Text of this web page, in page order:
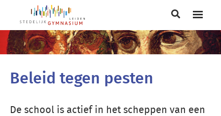
Main
navigation
Breadcrumb
Beleid tegen pesten
De school is actief in het scheppen van een